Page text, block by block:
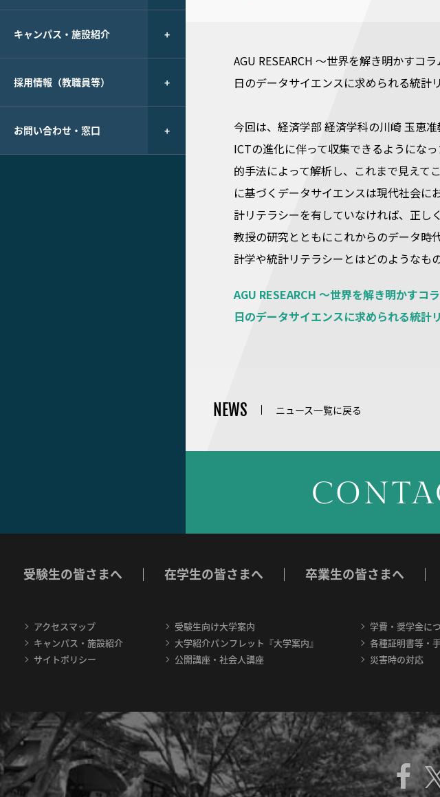
キャンパス・施設紹介
採用情報（教職員等）
お問い合わせ・窓口
AGU RESEARCH ～世界を解き明かすコ
日のデータサイエンスに求められる統計
今回は、経済学部 経済学科の川崎 玉恵准
ICTの進化に伴って収集できるようにな
的手法によって解析し、これまで見えて
に基づくデータサイエンスは現代社会に
計リテラシーを有していなければ、正し
教授の研究とともにこれからのデータ時
計学や統計リテラシーとはどのようなも
AGU RESEARCH ～世界を解き明かすコ
日のデータサイエンスに求められる統計
NEWS ニュース一覧に戻る
受験生の皆さまへ 在学生の皆さまへ 卒業生の皆さまへ
アクセスマップ
キャンパス・施設紹介
サイトポリシー
受験生向け大学案内
大学紹介パンフレット『大学案内』
公開講座・社会人講座
学費・奨学金に
各種証明書等・
災害時の対応